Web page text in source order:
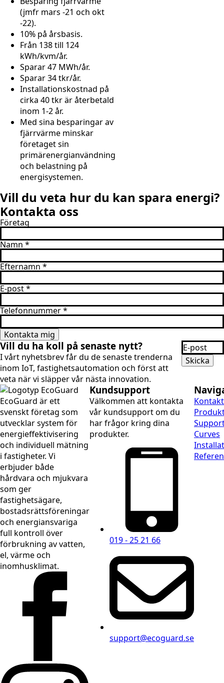
(jmfr mars -21 och okt
-22).
10% på årsbasis.
Från 138 till 124
kWh/kvm/år.
Sparar 47 MWh/år.
Sparar 34 tkr/år.
Installationskostnad på
cirka 40 tkr är återbetald
inom 1-2 år.
Med sina besparingar av
fjärrvärme minskar
företaget sin
primärenergianvändning
och belastning på
energisystemen.
Vill du veta hur du kan spara energi?
Kontakta oss
Företag
Namn *
Efternamn *
E-post*
Telefonnummer*
Kontakta mig
Vill du ha koll på senaste nytt?
I vårt nyhetsbrev får du de senaste trenderna
inom IoT, fastighets­automation och först att
veta när vi släpper vår nästa innovation.
Email
*
Skicka
EcoGuard är ett
svenskt företag som
utvecklar system för
energieffektivisering
och individuell mätning
i fastigheter. Vi
erbjuder både
hårdvara och mjukvara
som ger
fastighetsägare,
bostadsrättsföreningar
och energiansvariga
full kontroll över
förbrukning av vatten,
el, värme och
inomhusklimat.
Kundsupport
Välkommen att kontakta
vår kundsupport om du
har frågor kring dina
produkter.
019 - 25 21 66
support@ecoguard.se
Curves